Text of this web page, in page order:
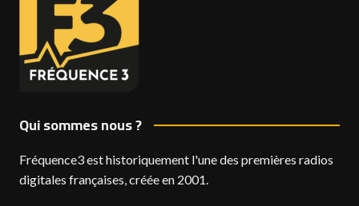
Qui sommes nous ?
Fréquence3 est historiquement l'une des premières radios
digitales françaises, créée en 2001.